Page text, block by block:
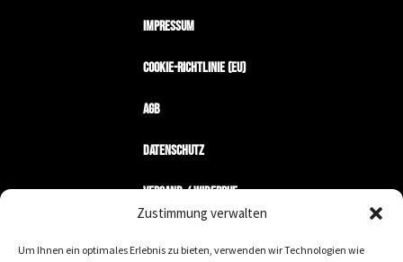
Zustimmung verwalten
Um Ihnen ein optimales Erlebnis zu bieten, verwenden wir Technologien wie
Impressum
Cookie-Richtlinie (EU)
AGB
Datenschutz
Versand / Widerruf